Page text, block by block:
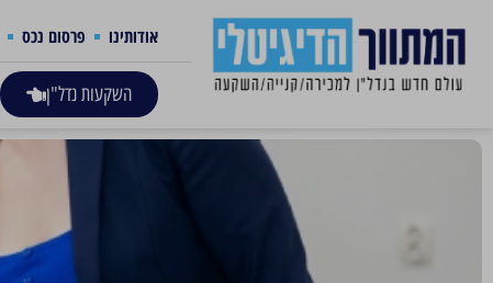
אודותינו פרסום נכס
השקעות נדל"ן